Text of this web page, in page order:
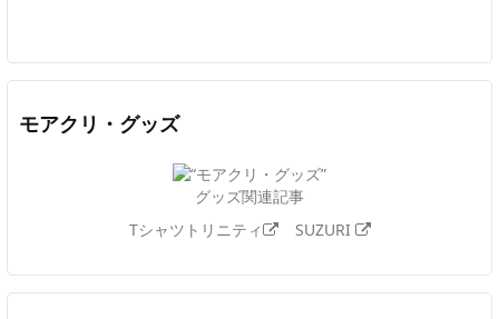
モアクリ・グッズ
グッズ関連記事
Tシャツトリニティ
SUZURI